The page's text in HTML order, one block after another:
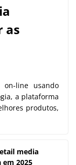
as
line usando
a plataforma
produtos,
media
em 2025